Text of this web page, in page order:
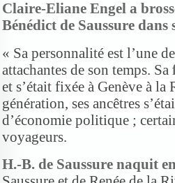
Claire-Eliane Engel a
Bénédict de Saussure
« Sa personnalité est l’une
attachantes de son temps. Sa
et s’était fixée à Genève à la
génération, ses ancêtres
d’économie politique ;
voyageurs.
H.-B. de Saussure naquit